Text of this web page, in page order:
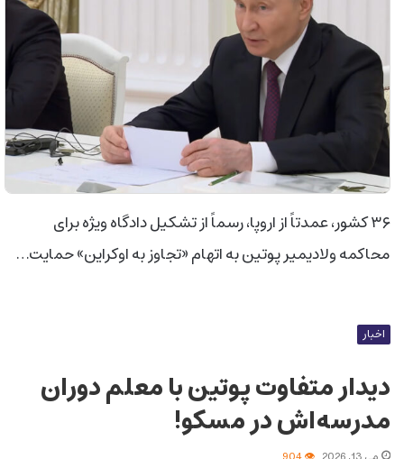
۳۶ کشور، عمدتاً از اروپا، رسماً از تشکیل دادگاه ویژه برای
محاکمه ولادیمیر پوتین به اتهام «تجاوز به اوکراین» حمایت…
اخبار
دیدار متفاوت پوتین با معلم دوران
مدرسه‌اش در مسکو!